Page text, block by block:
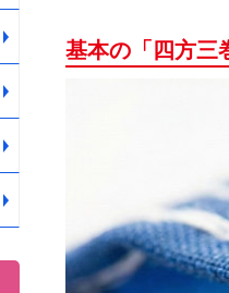
基本の「四方三